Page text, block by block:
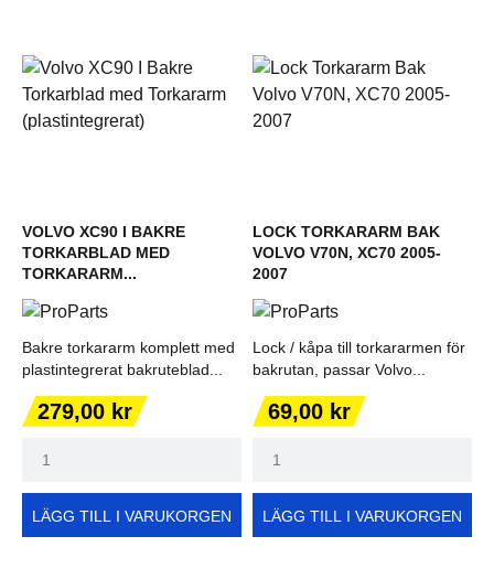
VOLVO XC90 I BAKRE
TORKARBLAD MED
TORKARARM...
Bakre torkararm komplett med
plastintegrerat bakruteblad...
Pris
279,00 kr
LÄGG TILL I VARUKORGEN
LOCK TORKARARM BAK
VOLVO V70N, XC70 2005-
2007
Lock / kåpa till torkararmen för
bakrutan, passar Volvo...
Pris
69,00 kr
LÄGG TILL I VARUKORGEN